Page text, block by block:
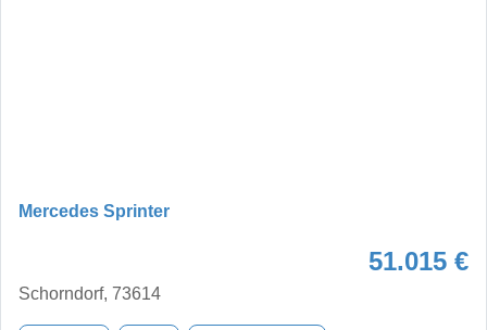
Mercedes Sprinter
51.015 €
Schorndorf, 73614